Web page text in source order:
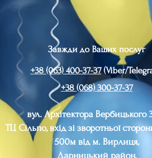
Завжди до Ваших послуг
+38 (063) 400-37-37(Viber/
+38 (068) 300-37-37
вул. Архітектора Вербицького
ТЦ Сільпо, вхід зі зворотньої
500м від м. Вирлиця,
Дарницький район,